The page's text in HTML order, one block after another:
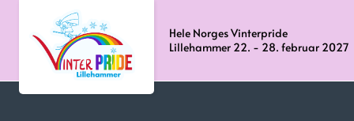
Hele Norges Vinterpride
Lillehammer 22. - 28. februar 2027